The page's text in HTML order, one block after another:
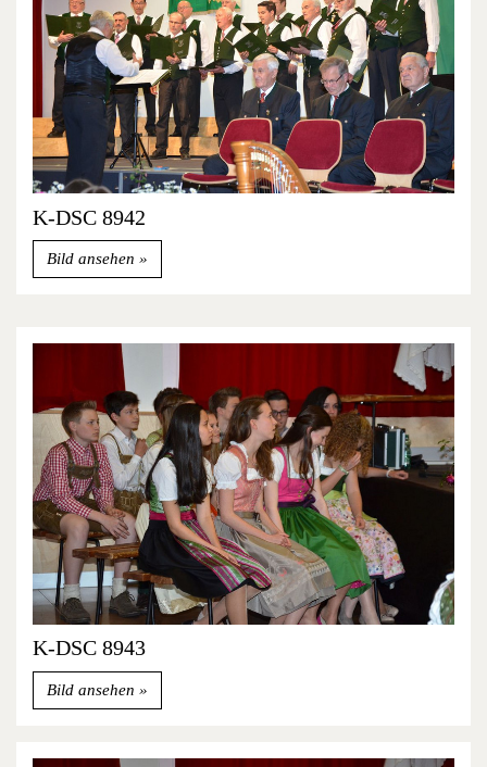
K-DSC 8942
Bild ansehen
K-DSC 8943
Bild ansehen